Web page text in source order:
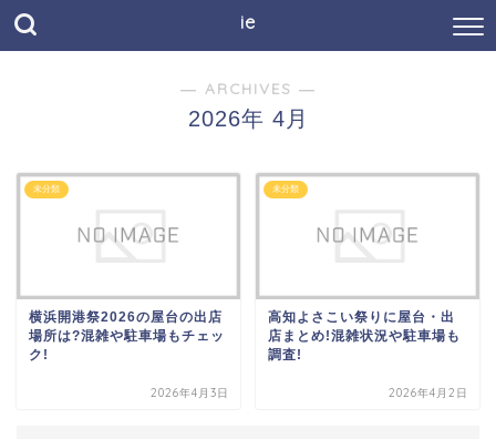
ie
― ARCHIVES ―
2026年 4月
未分類
横浜開港祭2026の屋台の出店
場所は?混雑や駐車場もチェッ
ク!
2026年4月3日
未分類
高知よさこい祭りに屋台・出
店まとめ!混雑状況や駐車場も
調査!
2026年4月2日